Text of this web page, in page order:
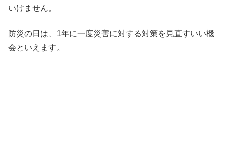
いけません。
防災の日は、1年に一度災害に対する対策を見直すいい機
会といえます。